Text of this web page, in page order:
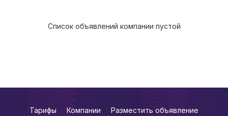
Список объявлений компании пустой
Тарифы Компании Разместить объявление